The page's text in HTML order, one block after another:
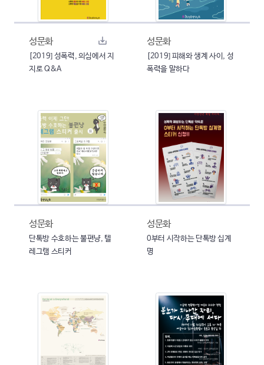
성문화
[2019] 성폭력, 의심에서 지
지로 Q&A
성문화
[2019] 피해와 생계 사이, 성
폭력을 말하다
성문화
단톡방 수호하는 불편냥, 텔
레그램 스티커
성문화
0부터 시작하는 단톡방 십계
명